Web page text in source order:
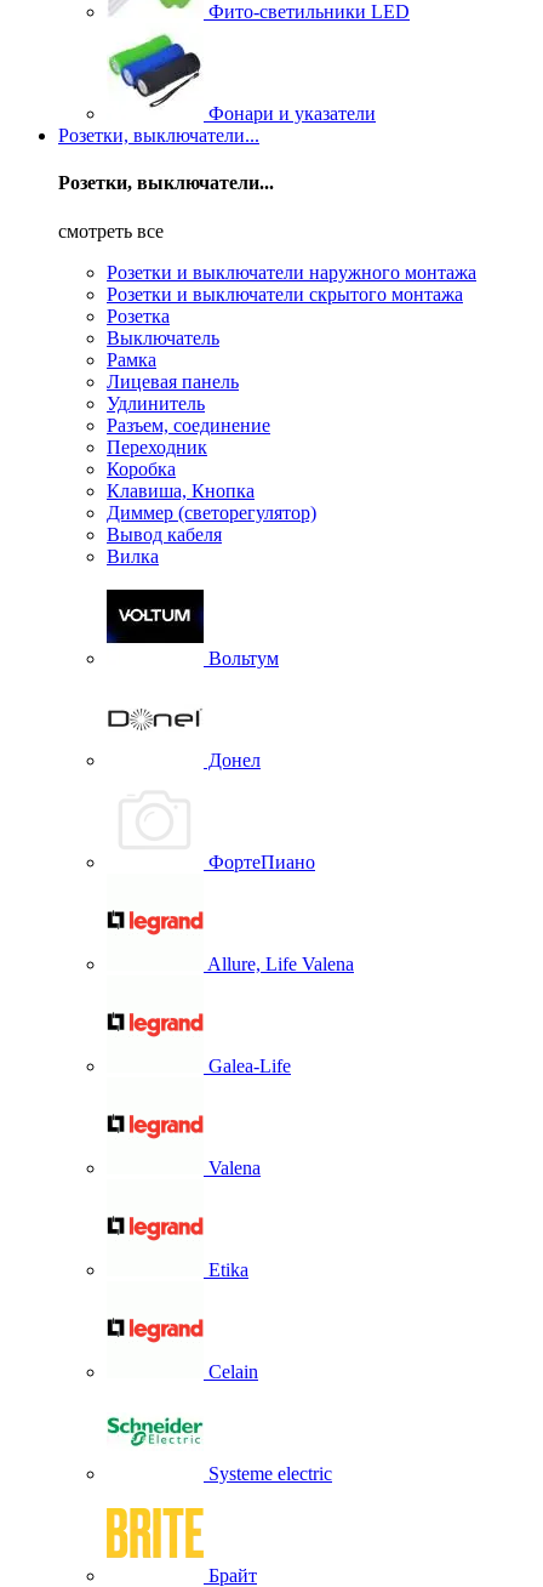
Фито-светильники LED
Фонари и указатели
Розетки, выключатели...
Розетки, выключатели...
смотреть все
Розетки и выключатели наружного монтажа
Розетки и выключатели скрытого монтажа
Розетка
Выключатель
Рамка
Лицевая панель
Удлинитель
Разъем, соединение
Переходник
Коробка
Клавиша, Кнопка
Диммер (светорегулятор)
Вывод кабеля
Вилка
Вольтум
Донел
ФортеПиано
Allure, Life Valena
Galea-Life
Valena
Etika
Celain
Systeme electric
Брайт